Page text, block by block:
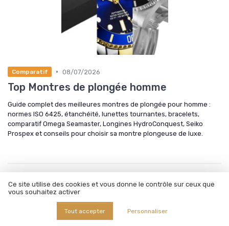
Comparatif • 08/07/2026
Top Montres de plongée homme
Guide complet des meilleures montres de plongée pour homme :
normes ISO 6425, étanchéité, lunettes tournantes, bracelets,
comparatif Omega Seamaster, Longines HydroConquest, Seiko
Prospex et conseils pour choisir sa montre plongeuse de luxe.
Ce site utilise des cookies et vous donne le contrôle sur ceux que
vous souhaitez activer
Tout accepter Personnaliser